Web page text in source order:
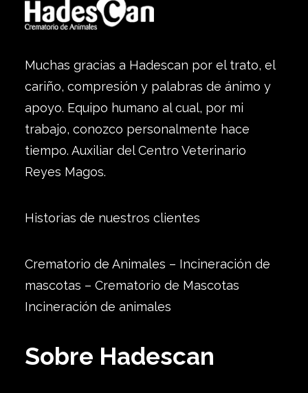
Muchas gracias a Hadescan por el trato, el
cariño, compresión y palabras de ánimo y
apoyo. Equipo humano al cual, por mi
trabajo, conozco personalmente hace
tiempo. Auxiliar del Centro Veterinario
Reyes Magos.
Historias de nuestros clientes
Crematorio de Animales – Incineración de
mascotas – Crematorio de Mascotas
Incineración de animales
Sobre Hadescan